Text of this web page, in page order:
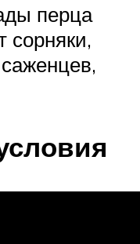
перца
сорняки,